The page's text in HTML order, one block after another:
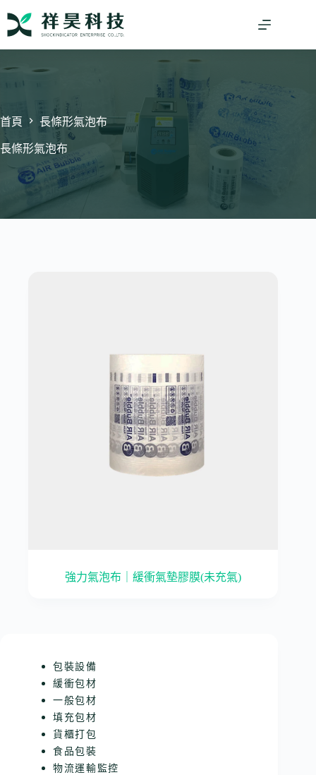
首頁 長條形氣泡布
長條形氣泡布
強力氣泡布｜緩衝氣墊膠膜(未充氣)
包裝設備
緩衝包材
一般包材
填充包材
貨櫃打包
食品包裝
物流運輸監控